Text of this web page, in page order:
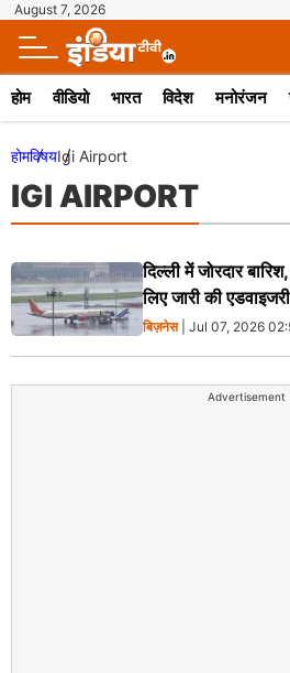
August 7, 2026
होम वीडियो भारत विदेश मनोरंजन
होमविषयIgi Airport
IGI AIRPORT
दिल्ली में जोरदार
लिए जारी की एडवाइजरी
बिज़नेस| Jul 07, 2026
Advertisement